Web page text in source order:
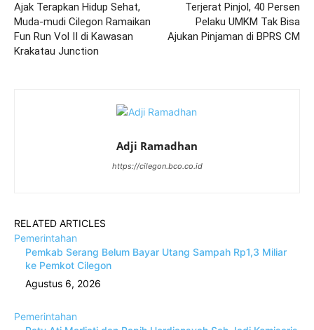
Ajak Terapkan Hidup Sehat,
Muda-mudi Cilegon Ramaikan
Fun Run Vol II di Kawasan
Krakatau Junction
Terjerat Pinjol, 40 Persen
Pelaku UMKM Tak Bisa
Ajukan Pinjaman di BPRS CM
Adji Ramadhan
https://cilegon.bco.co.id
RELATED ARTICLES
Pemerintahan
Pemkab Serang Belum Bayar Utang Sampah Rp1,3 Miliar
ke Pemkot Cilegon
Agustus 6, 2026
Pemerintahan